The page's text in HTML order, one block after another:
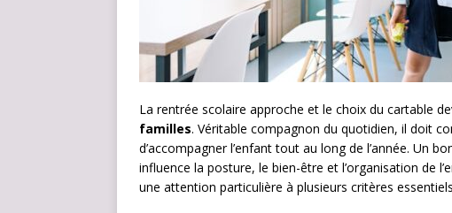
La rentrée scolaire approche et le choix du cartable
familles. Véritable compagnon du quotidien, il doit
d’accompagner l’enfant tout au long de l’année. Un
influence la posture, le bien-être et l’organisation de
une attention particulière à plusieurs critères